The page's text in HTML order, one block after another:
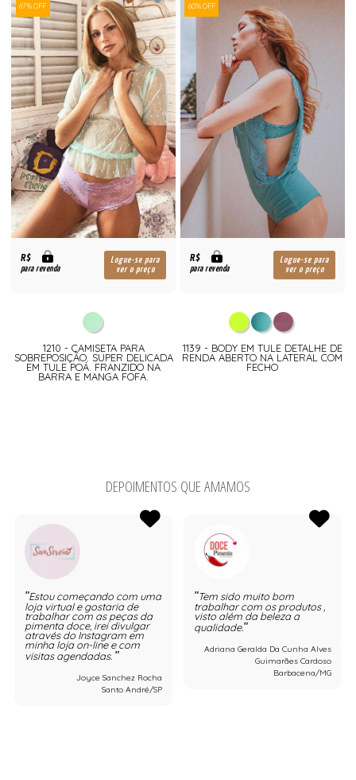
67% OFF
R$
para revenda
Logue-se para
ver o preço
1210 - CAMISETA PARA
SOBREPOSIÇÃO. SUPER DELICADA
EM TULE POÁ. FRANZIDO NA
BARRA E MANGA FOFA.
60% OFF
R$
para revenda
Logue-se para
ver o preço
1139 - BODY EM TULE DETALHE DE
RENDA ABERTO NA LATERAL COM
FECHO
DEPOIMENTOS QUE AMAMOS
Estou começando com uma
loja virtual e gostaria de
trabalhar com as peças da
pimenta doce, irei divulgar
através do Instagram em
minha loja on-line e com
visitas agendadas.
Joyce Sanchez Rocha
Santo André/SP
Tem sido muito bom
trabalhar com os produtos ,
visto além da beleza a
qualidade.
Adriana Geralda Da Cunha Alves
Guimarães Cardoso
Barbacena/MG